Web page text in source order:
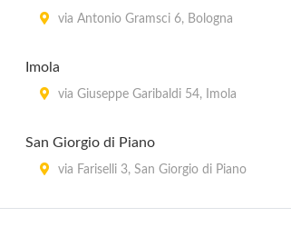
via Antonio Gramsci 6, Bologna
Imola
via Giuseppe Garibaldi 54, Imola
San Giorgio di Piano
via Fariselli 3, San Giorgio di Piano